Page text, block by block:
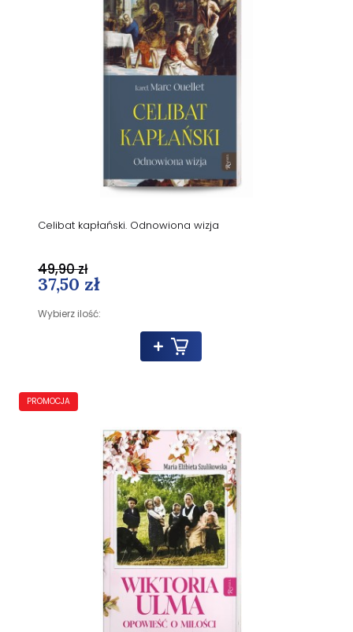
Celibat kapłański. Odnowiona wizja
37,50 zł
Wybierz ilość:
49,90 zł
PROMOCJA